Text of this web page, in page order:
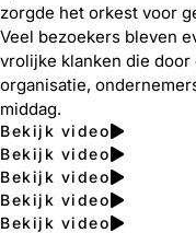
zorgde het orkest voor
Veel bezoekers bleven
vrolijke klanken die
organisatie,
middag.
Bekijk video
Bekijk video
Bekijk video
Bekijk video
Bekijk video